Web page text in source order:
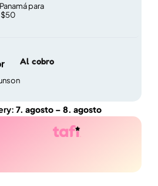
para
Al cobro
7. agosto – 8. agosto